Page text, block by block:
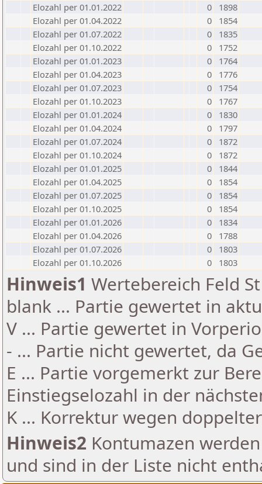
Elozahl per 01.01.2022
0
1898
Elozahl per 01.04.2022
0
1854
Elozahl per 01.07.2022
0
1835
Elozahl per 01.10.2022
0
1752
Elozahl per 01.01.2023
0
1764
Elozahl per 01.04.2023
0
1776
Elozahl per 01.07.2023
0
1754
Elozahl per 01.10.2023
0
1767
Elozahl per 01.01.2024
0
1830
Elozahl per 01.04.2024
0
1797
Elozahl per 01.07.2024
0
1872
Elozahl per 01.10.2024
0
1872
Elozahl per 01.01.2025
0
1844
Elozahl per 01.04.2025
0
1854
Elozahl per 01.07.2025
0
1854
Elozahl per 01.10.2025
0
1854
Elozahl per 01.01.2026
0
1834
Elozahl per 01.04.2026
0
1788
Elozahl per 01.07.2026
0
1803
Elozahl per 01.10.2026
0 1803
Hinweis1 Wertebereich Feld
blank ... Partie gewertet in
V ... Partie gewertet in
- ... Partie nicht gewertet, da
E ... Partie vorgemerkt zur
Einstiegselozahl in der
K ... Korrektur wegen
Hinweis2 Kontumazen
und sind in der Liste nicht